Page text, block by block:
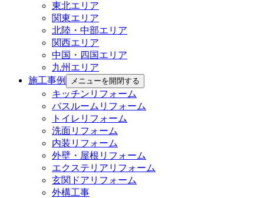
東北エリア
関東エリア
北陸・中部エリア
関西エリア
中国・四国エリア
九州エリア
施工事例
メニューを開閉する
キッチンリフォーム
バスルームリフォーム
トイレリフォーム
洗面リフォーム
内装リフォーム
外壁・屋根リフォーム
エクステリアリフォーム
玄関ドアリフォーム
外構工事